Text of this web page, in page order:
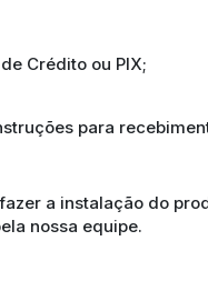
Crédito ou PIX;
para
a instalação do
nossa equipe.